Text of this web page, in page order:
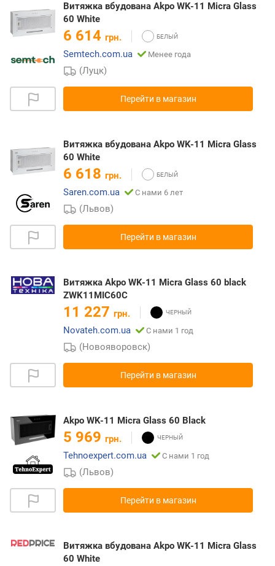
Витяжка вбудована Akpo WK-11 Micra Glass
60 White
6 614 грн.
Semtech.com.ua
Менее года
(Луцк)
Перейти в магазин
Витяжка вбудована Akpo WK-11 Micra Glass
60 White
6 618 грн.
Saren.com.ua
С нами 6 лет
(Львов)
Перейти в магазин
Витяжка Akpo WK-11 Micra Glass 60 black
ZWK11MIC60C
11 227 грн.
Novateh.com.ua
С нами 1 год
(Новояворовск)
Перейти в магазин
Akpo WK-11 Micra Glass 60 Black
5 969 грн.
Tehnoexpert.com.ua
С нами 1 год
(Львов)
Перейти в магазин
Витяжка вбудована Akpo WK-11 Micra Glass
60 White